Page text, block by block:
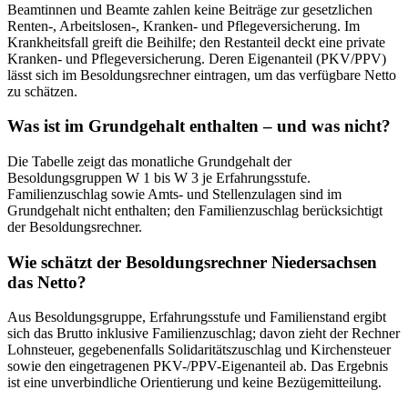
Beamtinnen und Beamte zahlen keine Beiträge zur gesetzlichen
Renten-, Arbeitslosen-, Kranken- und Pflegeversicherung. Im
Krankheitsfall greift die Beihilfe; den Restanteil deckt eine private
Kranken- und Pflegeversicherung. Deren Eigenanteil (PKV/PPV)
lässt sich im Besoldungsrechner eintragen, um das verfügbare Netto
zu schätzen.
Was ist im Grundgehalt enthalten – und was nicht?
Die Tabelle zeigt das monatliche Grundgehalt der
Besoldungsgruppen W 1 bis W 3 je Erfahrungsstufe.
Familienzuschlag sowie Amts- und Stellenzulagen sind im
Grundgehalt nicht enthalten; den Familienzuschlag berücksichtigt
der Besoldungsrechner.
Wie schätzt der Besoldungsrechner Niedersachsen
das Netto?
Aus Besoldungsgruppe, Erfahrungsstufe und Familienstand ergibt
sich das Brutto inklusive Familienzuschlag; davon zieht der Rechner
Lohnsteuer, gegebenenfalls Solidaritätszuschlag und Kirchensteuer
sowie den eingetragenen PKV-/PPV-Eigenanteil ab. Das Ergebnis
ist eine unverbindliche Orientierung und keine Bezügemitteilung.